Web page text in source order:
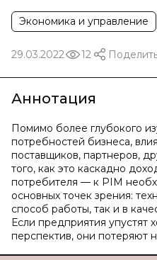
Экономика и управление
29.03.2022 12
Аннотация
Помимо более глубокого
потребностей бизнеса,
поставщиков, партнеров,
того, как это каскадно
потребителя — к PIM
основных точек зрения:
способ работы, так и в
Если предприятия упустят
перспектив, они потеряют